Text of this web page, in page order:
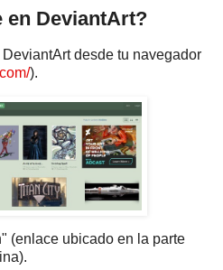
en DeviantArt?
desde tu navegador
).
(enlace ubicado en la parte